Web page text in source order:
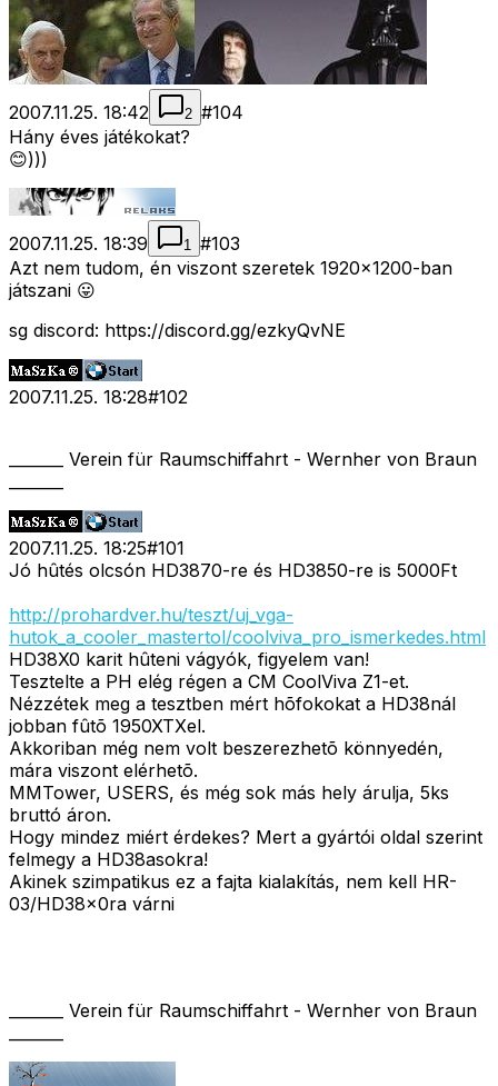
2007.11.25. 18:42 2 #104
Hány éves játékokat?
😊)))
2007.11.25. 18:39 1 #103
Azt nem tudom, én viszont szeretek 1920x1200-ban
játszani 😛
sg discord: https://discord.gg/ezkyQvNE
2007.11.25. 18:28#102
_______ Verein für Raumschiffahrt - Wernher von Braun
2007.11.25. 18:25#101
Jó hûtés olcsón HD3870-re és HD3850-re is 5000Ft
http://prohardver.hu/teszt/uj_vga-
hutok_a_cooler_mastertol/coolviva_pro_ismerkedes.html
HD38X0 karit hûteni vágyók, figyelem van!
Tesztelte a PH elég régen a CM CoolViva Z1-et.
Nézzétek meg a tesztben mért hõfokokat a HD38nál
jobban fûtõ 1950XTXel.
Akkoriban még nem volt beszerezhetõ könnyedén,
mára viszont elérhetõ.
MMTower, USERS, és még sok más hely árulja, 5ks
bruttó áron.
Hogy mindez miért érdekes? Mert a gyártói oldal szerint
felmegy a HD38asokra!
Akinek szimpatikus ez a fajta kialakítás, nem kell HR-
03/HD38x0ra várni
_______ Verein für Raumschiffahrt - Wernher von Braun